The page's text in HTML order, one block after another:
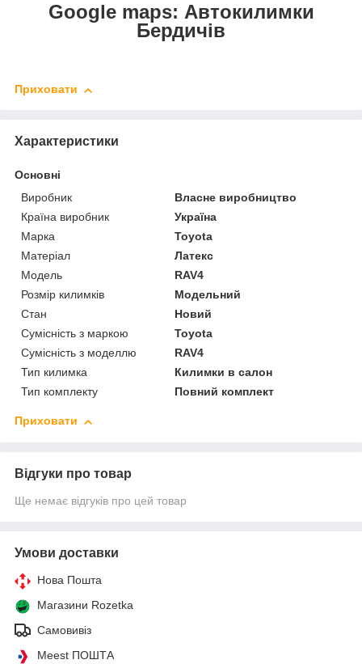
Google maps: Автокилимки
Бердичів
Приховати
Характеристики
Основні
Виробник
Власне виробництво
Країна виробник
Україна
Марка
Toyota
Матеріал
Латекс
Модель
RAV4
Розмір килимків
Модельний
Стан
Новий
Сумісність з маркою
Toyota
Сумісність з моделлю
RAV4
Тип килимка
Килимки в салон
Тип комплекту
Повний комплект
Приховати
Відгуки про товар
Ще немає відгуків про цей товар
Умови доставки
Нова Пошта
Магазини Rozetka
Самовивіз
Meest ПОШТА